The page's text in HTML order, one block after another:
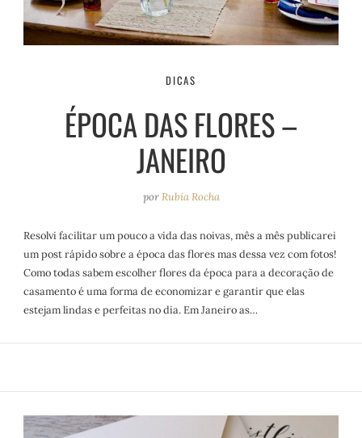
DICAS
ÉPOCA DAS FLORES –
JANEIRO
porRubia Rocha
Resolvi facilitar um pouco a vida das noivas, mês a mês publicarei
um post rápido sobre a época das flores mas dessa vez com fotos!
Como todas sabem escolher flores da época para a decoração de
casamento é uma forma de economizar e garantir que elas
estejam lindas e perfeitas no dia. Em Janeiro as…